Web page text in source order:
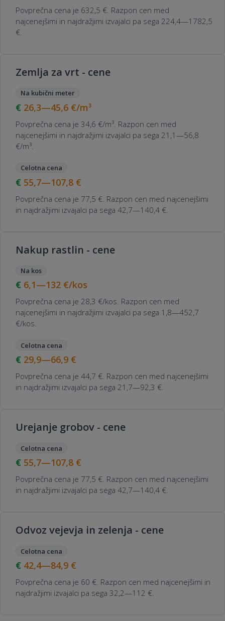
Povprečna cena je 632,5 €. Razpon cen med
najcenejšimi in najdražjimi izvajalci pa sega 224,4—1782,5
€.
Zemlja za vrt - cene
Na kubični meter
26,3—45,6 €/m³
Povprečna cena je 34,6 €/m³. Razpon cen med
najcenejšimi in najdražjimi izvajalci pa sega 21,1—56,8
€/m³.
Celotna cena
55,7—107,8 €
Povprečna cena je 77,5 €. Razpon cen med najcenejšimi
in najdražjimi izvajalci pa sega 42,7—140,4 €.
Nakup rastlin - cene
Na kos
6,1—132 €/kos
Povprečna cena je 28,3 €/kos. Razpon cen med
najcenejšimi in najdražjimi izvajalci pa sega 1,8—452,7
€/kos.
Celotna cena
29,9—66,9 €
Povprečna cena je 44,7 €. Razpon cen med najcenejšimi
in najdražjimi izvajalci pa sega 21,7—92,3 €.
Urejanje grobov - cene
Celotna cena
55,7—107,8 €
Povprečna cena je 77,5 €. Razpon cen med najcenejšimi
in najdražjimi izvajalci pa sega 42,7—140,4 €.
Odvoz vejevja in zelenja - cene
Celotna cena
42,4—84,9 €
Povprečna cena je 60 €. Razpon cen med najcenejšimi in
najdražjimi izvajalci pa sega 32,2—112 €.